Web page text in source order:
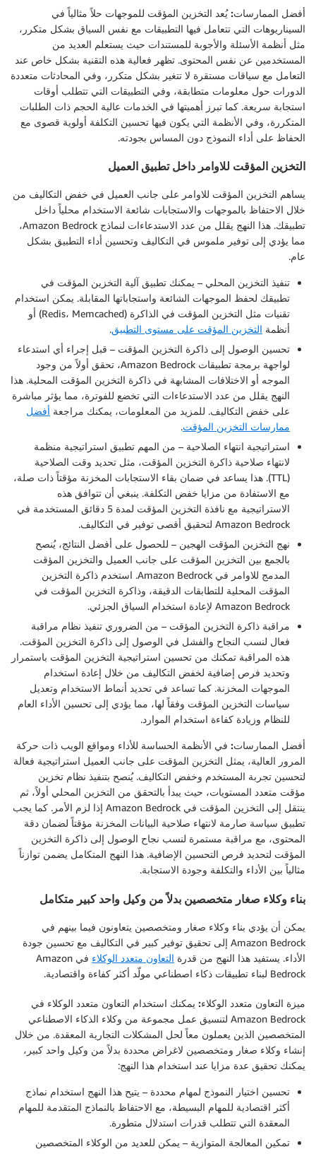
أفضل الممارسات:يُعد التخزين المؤقت للموجهات حلاً مثالياً في
السيناريوهات التي تتعامل فيها التطبيقات مع نفس السياق بشكل متكرر،
مثل أنظمة الأسئلة والأجوبة للمستندات حيث يستعلم العديد من
المستخدمين عن نفس المحتوى. تظهر فعالية هذه التقنية بشكل خاص عند
التعامل مع سياقات مستقرة لا تتغير بشكل متكرر، وفي المحادثات متعددة
الدورات حول معلومات متطابقة، وفي التطبيقات التي تتطلب أوقات
استجابة سريعة. كما تبرز أهميتها في الخدمات عالية الحجم ذات الطلبات
المتكررة، وفي الأنظمة التي يكون فيها تحسين التكلفة أولوية قصوى مع
الحفاظ على أداء النموذج دون المساس بجودته.
التخزين المؤقت للاوامر داخل تطبيق العميل
يساهم التخزين المؤقت للاوامر على جانب العميل في خفض التكاليف من
خلال الاحتفاظ بالموجهات والاستجابات شائعة الاستخدام محلياً داخل
تطبيقك. هذا النهج يقلل من عدد الاستدعاءات لنماذج Amazon Bedrock،
مما يؤدي إلى توفير ملموس في التكاليف وتحسين أداء التطبيق بشكل
عام.
تنفيذ التخزين المحلي – يمكنك تطبيق آلية التخزين المؤقت في
تطبيقك لحفظ الموجهات الشائعة واستجاباتها المقابلة. يمكن استخدام
تقنيات مثل التخزين المؤقت في الذاكرة (Redis، Memcached) أو
أنظمة التخزين المؤقت على مستوى التطبيق.
تحسين الوصول إلى ذاكرة التخزين المؤقت – قبل إجراء أي استدعاء
لواجهة برمجة تطبيقات Amazon Bedrock، تحقق أولاً من وجود
الموجه أو الاختلافات المشابهة في ذاكرة التخزين المؤقت المحلية. هذا
النهج يقلل من عدد الاستدعاءات التي تخضع للفوترة، مما يؤثر مباشرة
على خفض التكاليف. للمزيد من المعلومات، يمكنك مراجعة أفضل
ممارسات التخزين المؤقت.
استراتيجية انتهاء الصلاحية – من المهم تطبيق استراتيجية منظمة
لانتهاء صلاحية ذاكرة التخزين المؤقت، مثل تحديد وقت الصلاحية
(TTL). هذا يساعد في ضمان بقاء الاستجابات المخزنة مؤقتاً ذات صلة،
مع الاستفادة من مزايا خفض التكلفة. ينبغي أن تتوافق هذه
الاستراتيجية مع نافذة التخزين المؤقت لمدة 5 دقائق المستخدمة في
Amazon Bedrock لتحقيق أقصى توفير في التكاليف.
نهج التخزين المؤقت الهجين – للحصول على أفضل النتائج، يُنصح
بالجمع بين التخزين المؤقت على جانب العميل والتخزين المؤقت
المدمج للاوامر في Amazon Bedrock. استخدم ذاكرة التخزين
المؤقت المحلية للتطابقات الدقيقة، وذاكرة التخزين المؤقت في
Amazon Bedrock لإعادة استخدام السياق الجزئي.
مراقبة ذاكرة التخزين المؤقت – من الضروري تنفيذ نظام مراقبة
فعال لنسب النجاح والفشل في الوصول إلى ذاكرة التخزين المؤقت.
هذه المراقبة تمكنك من تحسين استراتيجية التخزين المؤقت باستمرار
وتحديد فرص إضافية لخفض التكاليف من خلال إعادة استخدام
الموجهات المخزنة. كما تساعد في تحديد أنماط الاستخدام وتعديل
سياسات التخزين المؤقت وفقاً لها، مما يؤدي إلى تحسين الأداء العام
للنظام وزيادة كفاءة استخدام الموارد.
أفضل الممارسات: في الأنظمة الحساسة للأداء ومواقع الويب ذات حركة
المرور العالية، يمثل التخزين المؤقت على جانب العميل استراتيجية فعالة
لتحسين تجربة المستخدم وخفض التكاليف. يُنصح بتنفيذ نظام تخزين
مؤقت متعدد المستويات، حيث يبدأ بالتحقق من التخزين المحلي أولاً، ثم
ينتقل إلى التخزين المؤقت في Amazon Bedrock إذا لزم الأمر. كما يجب
تطبيق سياسة صارمة لانتهاء صلاحية البيانات المخزنة مؤقتاً لضمان دقة
المحتوى، مع مراقبة مستمرة لنسب نجاح الوصول إلى ذاكرة التخزين
المؤقت لتحديد فرص التحسين الإضافية. هذا النهج المتكامل يضمن توازناً
مثالياً بين الأداء والتكلفة وجودة الاستجابة.
بناء وكلاء صغار متخصصين بدلاً من وكيل واحد كبير متكامل
يمكن أن يؤدي بناء وكلاء صغار ومتخصصين يتعاونون فيما بينهم في
Amazon Bedrock إلى تحقيق توفير كبير في التكاليف مع تحسين جودة
الأداء. يستفيد هذا النهج من قدرة التعاون متعدد الوكلاء
في Amazon
Bedrock لبناء تطبيقات ذكاء اصطناعي مولّد أكثر كفاءة واقتصادية.
ميزة التعاون متعدد الوكلاء: يمكنك استخدام التعاون متعدد الوكلاء في
Amazon Bedrock لتنسيق عمل مجموعة من وكلاء الذكاء الاصطناعي
المتخصصين الذين يعملون معاً لحل المشكلات التجارية المعقدة. من خلال
إنشاء وكلاء صغار ومتخصصين لاغراض محددة بدلاً من وكيل واحد كبير،
يمكنك تحقيق عدة مزايا عند استخدام هذا النهج:
تحسين اختيار النموذج لمهام محددة – يتيح هذا النهج استخدام نماذج
أكثر اقتصادية للمهام البسيطة، مع الاحتفاظ بالنماذج المتقدمة للمهام
المعقدة التي تتطلب قدرات استدلال متطورة.
تمكين المعالجة المتوازية – يمكن للعديد من الوكلاء المتخصصين